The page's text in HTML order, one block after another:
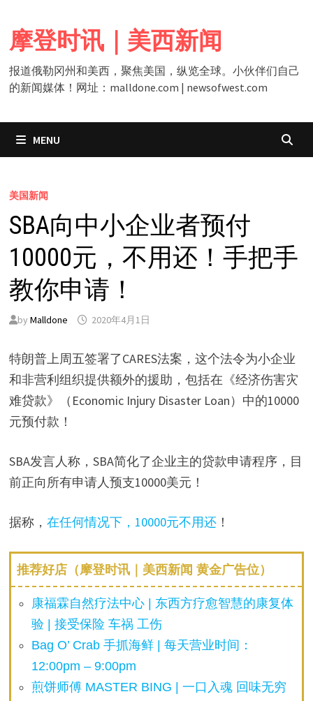
content
摩登时讯｜美西新闻
报道俄勒冈州和美西，聚焦美国，纵览全球。小伙伴们自己
的新闻媒体！网址：malldone.com | newsofwest.com
MENU
美国新闻
SBA向中小企业者预付
10000元，不用还！手把手
教你申请！
by Malldone 2020年4月1日
特朗普上周五签署了CARES法案，这个法令为小企业
和非营利组织提供额外的援助，包括在《经济伤害灾
难贷款》（Economic Injury Disaster Loan）中的10000
元预付款！
SBA发言人称，SBA简化了企业主的贷款申请程序，目
前正向所有申请人预支10000美元！
据称， 在任何情况下，10000元不用还！
推荐好店（摩登时讯｜美西新闻 黄金广告位）
康福霖自然疗法中心 | 东西方疗愈智慧的康复体
验 | 接受保险 车祸 工伤
Bag O’ Crab 手抓海鲜 | 每天营业时间：
12:00pm – 9:00pm
煎饼师傅 MASTER BING | 一口入魂 回味无穷